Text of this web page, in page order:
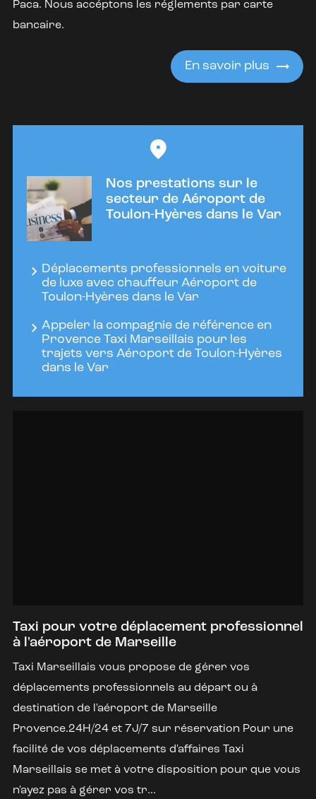
Paca. Nous accéptons les réglements par carte
bancaire.
En savoir plus
Nos prestations sur le
secteur de Aéroport de
Toulon-Hyères dans le Var
Déplacements professionnels en voiture
de luxe avec chauffeur Aéroport de
Toulon-Hyères dans le Var
Appeler la compagnie de référence en
Provence Taxi Marseillais pour les
trajets vers Aéroport de Toulon-Hyères
dans le Var
Taxi pour votre déplacement professionnel
à l'aéroport de Marseille
Taxi Marseillais vous propose de gérer vos
déplacements professionnels au départ ou à
destination de l'aéroport de Marseille
Provence.24H/24 et 7J/7 sur réservation Pour une
facilité de vos déplacements d'affaires Taxi
Marseillais se met à votre disposition pour que vous
n'ayez pas à gérer vos tr...